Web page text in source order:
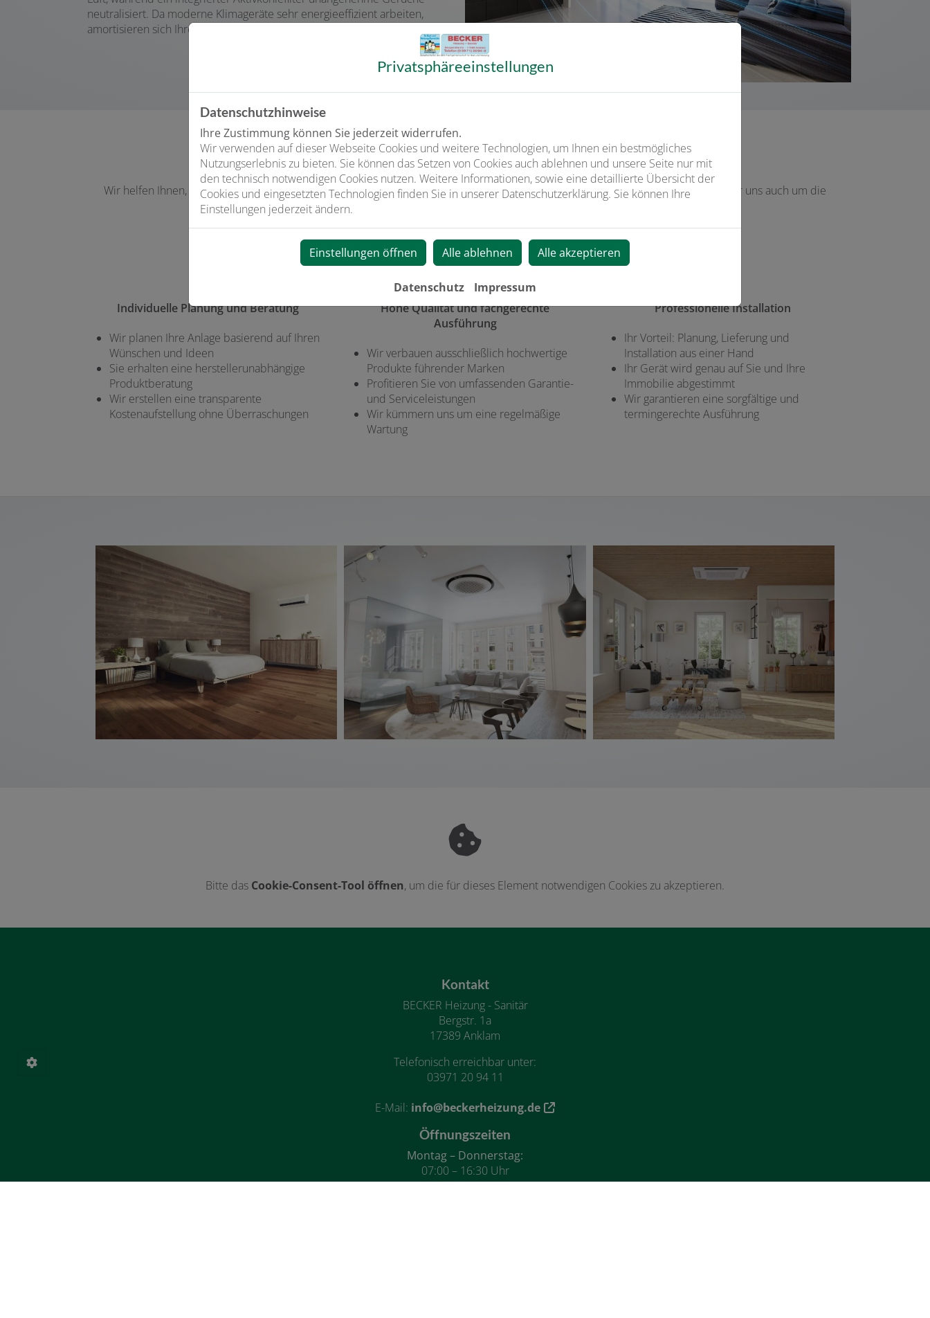
neutralisiert. Da moderne Klimageräte sehr energieeffizient arbeiten,
amortisieren sich Ihre Kosten recht schnell – ein weiterer Pluspunkt.
Unser Angebot für Sie
Wir helfen Ihnen, das richtige Gerät für Ihre Bedürfnisse zu finden, liefern es zu Ihnen und installieren alles. Natürlich kümmern wir uns auch um die
regelmäßige Wartung, damit Ihr Klimagerät lange zuverlässig funktioniert.
Individuelle Planung und Beratung
Wir planen Ihre Anlage basierend auf Ihren
Wünschen und Ideen
Sie erhalten eine herstellerunabhängige
Produktberatung
Wir erstellen eine transparente
Kostenaufstellung ohne Überraschungen
Hohe Qualität und fachgerechte
Ausführung
Wir verbauen ausschließlich hochwertige
Produkte führender Marken
Profitieren Sie von umfassenden Garantie-
und Serviceleistungen
Wir kümmern uns um eine regelmäßige
Wartung
Professionelle Installation
Ihr Vorteil: Planung, Lieferung und
Installation aus einer Hand
Ihr Gerät wird genau auf Sie und Ihre
Immobilie abgestimmt
Wir garantieren eine sorgfältige und
termingerechte Ausführung
Bitte das Cookie-Consent-Tool öffnen, um die für dieses Element notwendigen Cookies zu akzeptieren.
Kontakt
BECKER Heizung - Sanitär
Bergstr. 1a
17389 Anklam
Telefonisch erreichbar unter:
03971 20 94 11
E-Mail: info@beckerheizung.de
Öffnungszeiten
Montag – Donnerstag:
07:00 – 16:30 Uhr
Privatsphäre­einstellungen
Datenschutzhinweise
Ihre Zustimmung können Sie jederzeit widerrufen.
Wir verwenden auf dieser Webseite Cookies und weitere Technologien, um Ihnen ein bestmögliches
Nutzungserlebnis zu bieten. Sie können das Setzen von Cookies auch ablehnen und unsere Seite nur mit
den technisch notwendigen Cookies nutzen. Weitere Informationen, sowie eine detaillierte Übersicht der
Cookies und eingesetzten Technologien finden Sie in unserer Datenschutzerklärung. Sie können Ihre
Einstellungen jederzeit ändern.
Einstellungen öffnen Alle ablehnen Alle akzeptieren
Datenschutz Impressum